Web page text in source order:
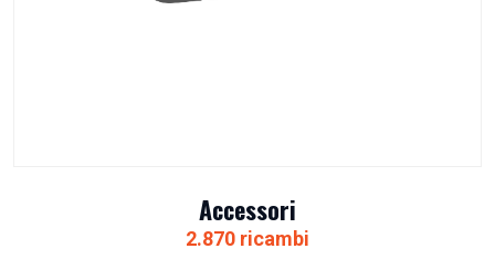
Accessori
2.870 ricambi